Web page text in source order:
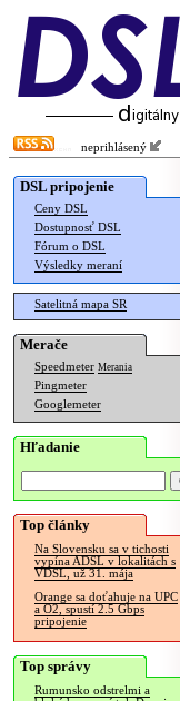
neprihlásený
DSL pripojenie
Ceny DSL
Dostupnosť DSL
Fórum o DSL
Výsledky meraní
Satelitná mapa SR
Merače
Speedmeter Merania
Pingmeter
Googlemeter
Hľadanie
Top články
Na Slovensku sa v tichosti
vypína ADSL v lokalitách s
VDSL, už 31. mája
Orange sa doťahuje na UPC
a O2, spustí 2.5 Gbps
pripojenie
Top správy
Rumunsko odstrelmi a